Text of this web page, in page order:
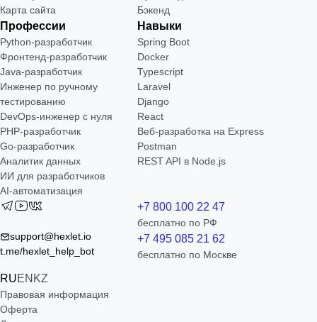
Карта сайта
Бэкенд
Профессии
Python-разработчик
Фронтенд-разработчик
Java-разработчик
Инженер по ручному
тестированию
DevOps-инженер с нуля
РНР-разработчик
Go-разработчик
Аналитик данных
ИИ для разработчиков
AI-автоматизация
Навыки
Spring Boot
Docker
Typescript
Laravel
Django
React
Веб-разработка на Express
Postman
REST API в Node.js
support@hexlet.io
t.me/hexlet_help_bot
RUEN KZ
+7 800 100 22 47
бесплатно по РФ
+7 495 085 21 62
бесплатно по Москве
Правовая информация
Оферта